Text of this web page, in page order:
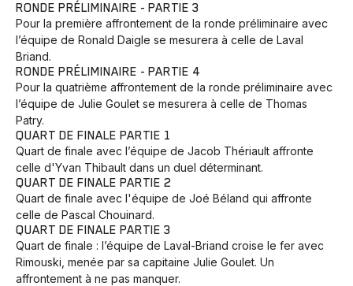
RONDE PRÉLIMINAIRE - PARTIE 3
Pour la première affrontement de la ronde préliminaire avec
l’équipe de Ronald Daigle se mesurera à celle de Laval
Briand.
RONDE PRÉLIMINAIRE - PARTIE 4
Pour la quatrième affrontement de la ronde préliminaire avec
l’équipe de Julie Goulet se mesurera à celle de Thomas
Patry.
QUART DE FINALE PARTIE 1
Quart de finale avec l’équipe de Jacob Thériault affronte
celle d'Yvan Thibault dans un duel déterminant.
QUART DE FINALE PARTIE 2
Quart de finale avec l'équipe de Joé Béland qui affronte
celle de Pascal Chouinard.
QUART DE FINALE PARTIE 3
Quart de finale : l’équipe de Laval-Briand croise le fer avec
Rimouski, menée par sa capitaine Julie Goulet. Un
affrontement à ne pas manquer.